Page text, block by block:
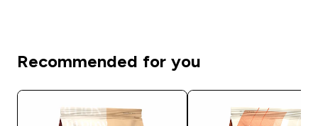
Recommended for you